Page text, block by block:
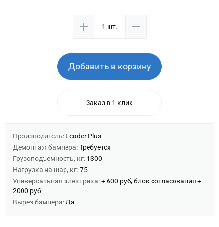
Добавить в корзину
Заказ в 1 клик
Производитель: Leader Plus
Демонтаж бампера:Требуется
Грузоподъемность, кг: 1300
Нагрузка на шар, кг:75
Универсальная электрика:+ 600 руб, блок согласования +
2000 руб
Вырез бампера: Да